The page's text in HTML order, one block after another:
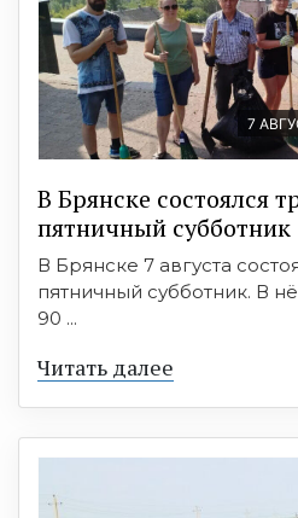
7
В Брянске состоялся
пятничный субботник
В Брянске 7 августа
пятничный субботник. В
90 ...
Читать далее